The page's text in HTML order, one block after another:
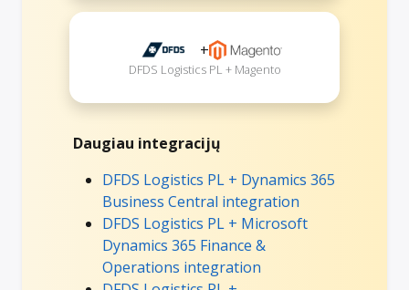
+
DFDS Logistics PL + Magento
Daugiau integracijų
DFDS Logistics PL + Dynamics 365
Business Central integration
DFDS Logistics PL + Microsoft
Dynamics 365 Finance &
Operations integration